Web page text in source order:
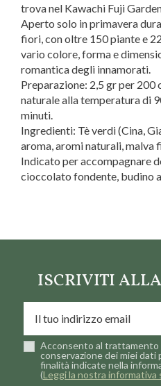
trova nel Kawachi Fuji
Aperto solo in primavera
fiori, con oltre 150 piante e
vario colore, forma e
romantica degli innamorati.
Preparazione: 2,5 gr per 200
naturale alla temperatura di
minuti.
Ingredienti: Tè verdi (Cina,
aroma, aromi naturali, malva
Indicato per accompagnare
cioccolato fondente, budino
ISCRIVITI
Acconsento al trattamento
conservazione dei miei dati
finalità indicate nella
(Leggi la nostra informativa